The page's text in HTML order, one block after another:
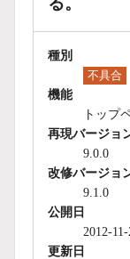
種別
不具合
機能
トップ
再現バージョ
9.0.0
改修バージョ
9.1.0
公開日
2012-
更新日